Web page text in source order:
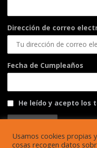
Dirección de correo
Fecha de Cumpleaños
He leído y acepto los
Usamos cookies propias
cosas recogen datos